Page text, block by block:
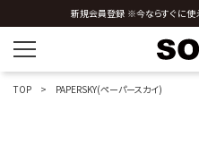
V
全国送料0円
新規会員登録 ※今ならすぐに使
TOP PAPERSKY(ペーパースカイ)